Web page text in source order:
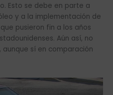
Esto se debe en parte a
y a la implementación de
pusieron fin a los años
Aún así, no
sí en comparación